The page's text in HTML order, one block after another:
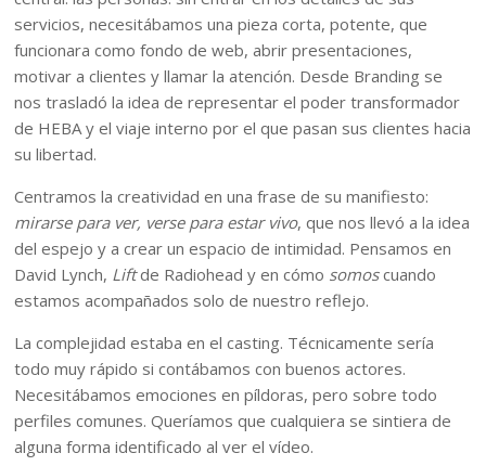
servicios, necesitábamos una pieza corta, potente, que
funcionara como fondo de web, abrir presentaciones,
motivar a clientes y llamar la atención. Desde Branding se
nos trasladó la idea de representar el poder transformador
de HEBA y el viaje interno por el que pasan sus clientes hacia
su libertad.
Centramos la creatividad en una frase de su manifiesto:
mirarse para ver, verse para estar vivo, que nos llevó a la idea
del espejo y a crear un espacio de intimidad. Pensamos en
David Lynch, Liftde Radiohead y en cómo somoscuando
estamos acompañados solo de nuestro reflejo.
La complejidad estaba en el casting. Técnicamente sería
todo muy rápido si contábamos con buenos actores.
Necesitábamos emociones en píldoras, pero sobre todo
perfiles comunes. Queríamos que cualquiera se sintiera de
alguna forma identificado al ver el vídeo.